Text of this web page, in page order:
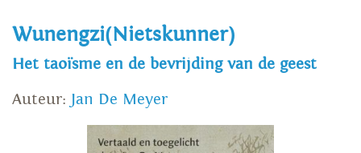
Wunengzi(Nietskunner)
Het taoïsme en de bevrijding van de geest
Auteur: Jan De Meyer